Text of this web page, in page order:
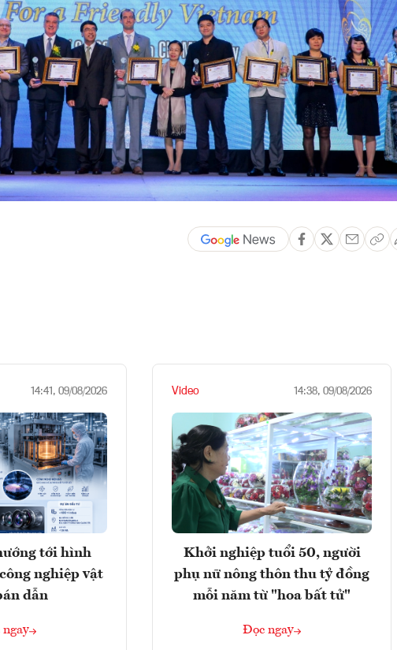
14:41, 09/08/2026
tới hình
nghiệp vật
dẫn
Video 14:38, 09/08/2026
Khởi nghiệp tuổi 50, người
phụ nữ nông thôn thu tỷ đồng
mỗi năm từ "hoa bất tử"
Đọc ngay